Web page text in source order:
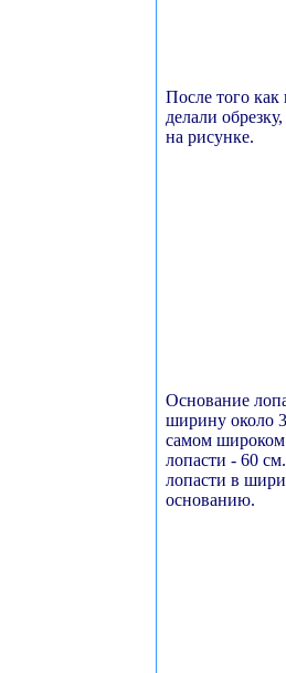
После того как
делали
на рисунке.
Основание
ширину около
самом
лопасти - 60
лопасти в
основанию.